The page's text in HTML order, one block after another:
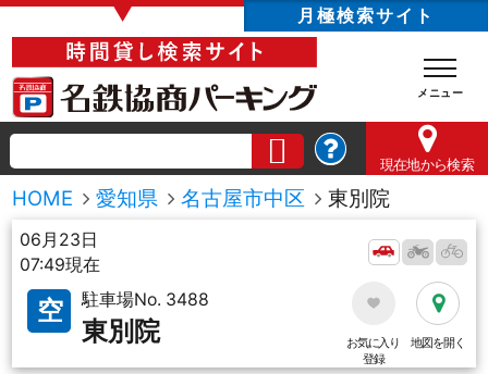
▼ 月極検索サイト
現在地から検索
HOME 愛知県 名古屋市中区 東別院
06月23日
07:49現在
空 駐車場No. 3488
東別院
お気に入り
登録
地図を開く